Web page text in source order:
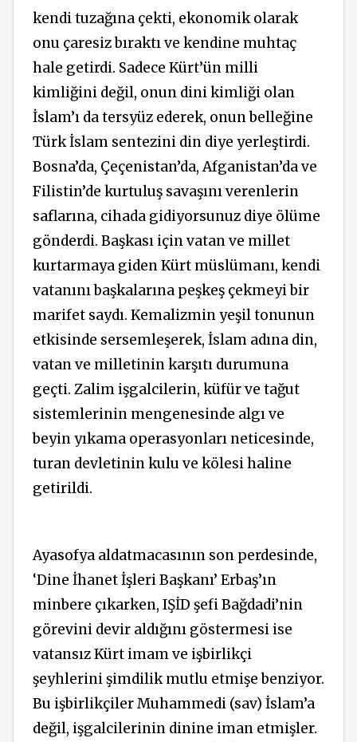
kendi tuzağına çekti, ekonomik olarak
onu çaresiz bıraktı ve kendine muhtaç
hale getirdi. Sadece Kürt’ün milli
kimliğini değil, onun dini kimliği olan
İslam’ı da tersyüz ederek, onun belleğine
Türk İslam sentezini din diye yerleştirdi.
Bosna’da, Çeçenistan’da, Afganistan’da ve
Filistin’de kurtuluş savaşını verenlerin
saflarına, cihada gidiyorsunuz diye ölüme
gönderdi. Başkası için vatan ve millet
kurtarmaya giden Kürt müslümanı, kendi
vatanını başkalarına peşkeş çekmeyi bir
marifet saydı. Kemalizmin yeşil tonunun
etkisinde sersemleşerek, İslam adına din,
vatan ve milletinin karşıtı durumuna
geçti. Zalim işgalcilerin, küfür ve tağut
sistemlerinin mengenesinde algı ve
beyin yıkama operasyonları neticesinde,
turan devletinin kulu ve kölesi haline
getirildi.
Ayasofya aldatmacasının son perdesinde,
‘Dine İhanet İşleri Başkanı’ Erbaş’ın
minbere çıkarken, IŞİD şefi Bağdadi’nin
görevini devir aldığını göstermesi ise
vatansız Kürt imam ve işbirlikçi
şeyhlerini şimdilik mutlu etmişe benziyor.
Bu işbirlikçiler Muhammedi (sav) İslam’a
değil, işgalcilerinin dinine iman etmişler.